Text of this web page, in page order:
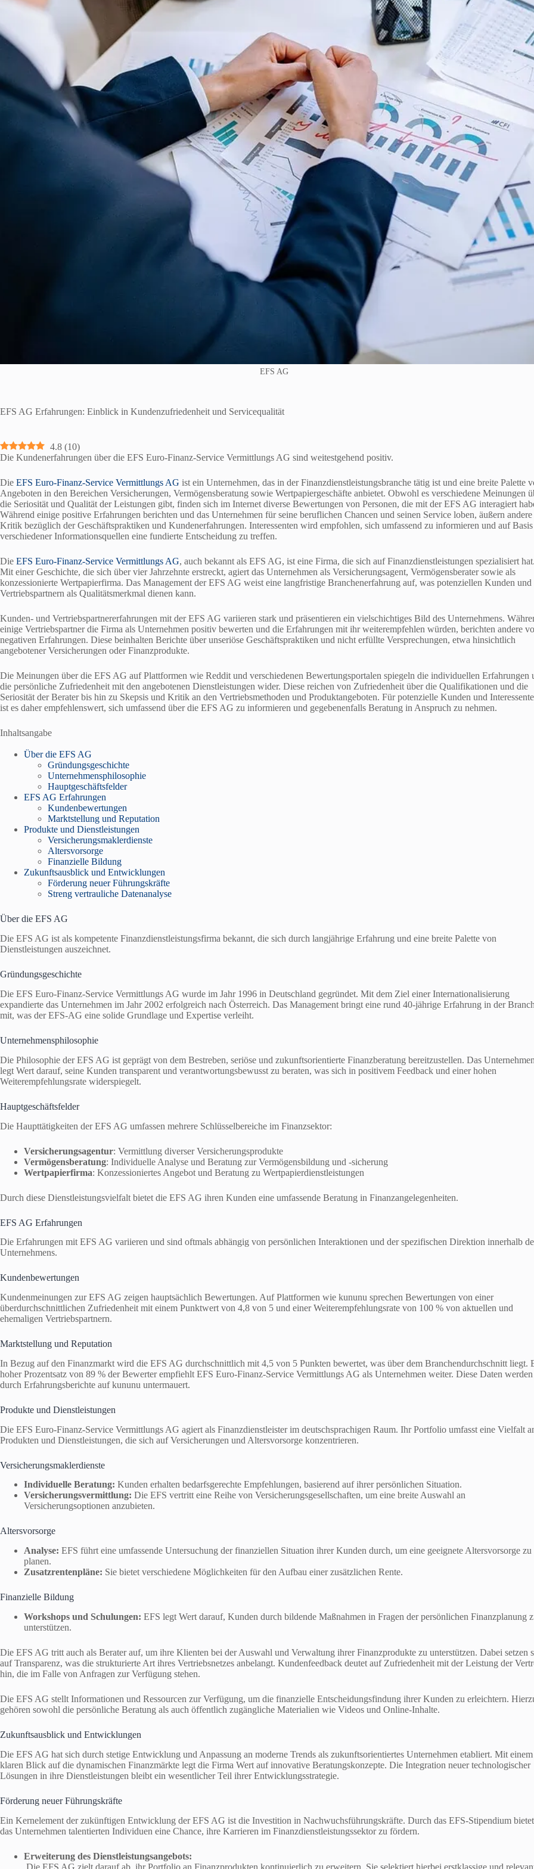
EFS AG
EFS AG Erfahrungen: Einblick in Kundenzufriedenheit und Servicequalität
4.8 (10)
Die Kundenerfahrungen über die EFS Euro-Finanz-Service Vermittlungs AG sind weitestgehend positiv.
Die EFS Euro-Finanz-Service Vermittlungs AG ist ein Unternehmen, das in der Finanzdienstleistungsbranche tätig ist und eine breite Palette
Angeboten in den Bereichen Versicherungen, Vermögensberatung sowie Wertpapiergeschäfte anbietet. Obwohl es verschiedene Meinungen
die Seriosität und Qualität der Leistungen gibt, finden sich im Internet diverse Bewertungen von Personen, die mit der EFS AG interagiert
Während einige positive Erfahrungen berichten und das Unternehmen für seine beruflichen Chancen und seinen Service loben, äußern andere
Kritik bezüglich der Geschäftspraktiken und Kundenerfahrungen. Interessenten wird empfohlen, sich umfassend zu informieren und auf Basis
verschiedener Informationsquellen eine fundierte Entscheidung zu treffen.
Die EFS Euro-Finanz-Service Vermittlungs AG, auch bekannt als EFS AG, ist eine Firma, die sich auf Finanzdienstleistungen spezialisiert
Mit einer Geschichte, die sich über vier Jahrzehnte erstreckt, agiert das Unternehmen als Versicherungsagent, Vermögensberater sowie als
konzessionierte Wertpapierfirma. Das Management der EFS AG weist eine langfristige Branchenerfahrung auf, was potenziellen Kunden und
Vertriebspartnern als Qualitätsmerkmal dienen kann.
Kunden- und Vertriebspartnererfahrungen mit der EFS AG variieren stark und präsentieren ein vielschichtiges Bild des Unternehmens.
einige Vertriebspartner die Firma als Unternehmen positiv bewerten und die Erfahrungen mit ihr weiterempfehlen würden, berichten andere
negativen Erfahrungen. Diese beinhalten Berichte über unseriöse Geschäftspraktiken und nicht erfüllte Versprechungen, etwa hinsichtlich
angebotener Versicherungen oder Finanzprodukte.
Die Meinungen über die EFS AG auf Plattformen wie Reddit und verschiedenen Bewertungsportalen spiegeln die individuellen Erfahrungen
die persönliche Zufriedenheit mit den angebotenen Dienstleistungen wider. Diese reichen von Zufriedenheit über die Qualifikationen und die
Seriosität der Berater bis hin zu Skepsis und Kritik an den Vertriebsmethoden und Produktangeboten. Für potenzielle Kunden und
ist es daher empfehlenswert, sich umfassend über die EFS AG zu informieren und gegebenenfalls Beratung in Anspruch zu nehmen.
Inhaltsangabe
Über die EFS AG
Gründungsgeschichte
Unternehmensphilosophie
Hauptgeschäftsfelder
EFS AG Erfahrungen
Kundenbewertungen
Marktstellung und Reputation
Produkte und Dienstleistungen
Versicherungsmaklerdienste
Altersvorsorge
Finanzielle Bildung
Zukunftsausblick und Entwicklungen
Förderung neuer Führungskräfte
Streng vertrauliche Datenanalyse
Über die EFS AG
Die EFS AG ist als kompetente Finanzdienstleistungsfirma bekannt, die sich durch langjährige Erfahrung und eine breite Palette von
Dienstleistungen auszeichnet.
Gründungsgeschichte
Die EFS Euro-Finanz-Service Vermittlungs AG wurde im Jahr 1996 in Deutschland gegründet. Mit dem Ziel einer Internationalisierung
expandierte das Unternehmen im Jahr 2002 erfolgreich nach Österreich. Das Management bringt eine rund 40-jährige Erfahrung in der
mit, was der EFS-AG eine solide Grundlage und Expertise verleiht.
Unternehmensphilosophie
Die Philosophie der EFS AG ist geprägt von dem Bestreben, seriöse und zukunftsorientierte Finanzberatung bereitzustellen. Das
legt Wert darauf, seine Kunden transparent und verantwortungsbewusst zu beraten, was sich in positivem Feedback und einer hohen
Weiterempfehlungsrate widerspiegelt.
Hauptgeschäftsfelder
Die Haupttätigkeiten der EFS AG umfassen mehrere Schlüsselbereiche im Finanzsektor:
Versicherungsagentur: Vermittlung diverser Versicherungsprodukte
Vermögensberatung: Individuelle Analyse und Beratung zur Vermögensbildung und -sicherung
Wertpapierfirma: Konzessioniertes Angebot und Beratung zu Wertpapierdienstleistungen
Durch diese Dienstleistungsvielfalt bietet die EFS AG ihren Kunden eine umfassende Beratung in Finanzangelegenheiten.
EFS AG Erfahrungen
Die Erfahrungen mit EFS AG variieren und sind oftmals abhängig von persönlichen Interaktionen und der spezifischen Direktion innerhalb
Unternehmens.
Kundenbewertungen
Kundenmeinungen zur EFS AG zeigen hauptsächlich Bewertungen. Auf Plattformen wie kununu sprechen Bewertungen von einer
überdurchschnittlichen Zufriedenheit mit einem Punktwert von 4,8 von 5 und einer Weiterempfehlungsrate von 100 % von aktuellen und
ehemaligen Vertriebspartnern.
Marktstellung und Reputation
In Bezug auf den Finanzmarkt wird die EFS AG durchschnittlich mit 4,5 von 5 Punkten bewertet, was über dem Branchendurchschnitt liegt.
hoher Prozentsatz von 89 % der Bewerter empfiehlt EFS Euro-Finanz-Service Vermittlungs AG als Unternehmen weiter. Diese Daten werden
durch Erfahrungsberichte auf kununu untermauert.
Produkte und Dienstleistungen
Die EFS Euro-Finanz-Service Vermittlungs AG agiert als Finanzdienstleister im deutschsprachigen Raum. Ihr Portfolio umfasst eine Vielfalt
Produkten und Dienstleistungen, die sich auf Versicherungen und Altersvorsorge konzentrieren.
Versicherungsmaklerdienste
Individuelle Beratung: Kunden erhalten bedarfsgerechte Empfehlungen, basierend auf ihrer persönlichen Situation.
Versicherungsvermittlung: Die EFS vertritt eine Reihe von Versicherungsgesellschaften, um eine breite Auswahl an
Versicherungsoptionen anzubieten.
Altersvorsorge
Analyse: EFS führt eine umfassende Untersuchung der finanziellen Situation ihrer Kunden durch, um eine geeignete Altersvorsorge zu
planen.
Zusatzrentenpläne: Sie bietet verschiedene Möglichkeiten für den Aufbau einer zusätzlichen Rente.
Finanzielle Bildung
Workshops und Schulungen: EFS legt Wert darauf, Kunden durch bildende Maßnahmen in Fragen der persönlichen Finanzplanung
unterstützen.
Die EFS AG tritt auch als Berater auf, um ihre Klienten bei der Auswahl und Verwaltung ihrer Finanzprodukte zu unterstützen. Dabei setzen
auf Transparenz, was die strukturierte Art ihres Vertriebsnetzes anbelangt. Kundenfeedback deutet auf Zufriedenheit mit der Leistung der
hin, die im Falle von Anfragen zur Verfügung stehen.
Die EFS AG stellt Informationen und Ressourcen zur Verfügung, um die finanzielle Entscheidungsfindung ihrer Kunden zu erleichtern.
gehören sowohl die persönliche Beratung als auch öffentlich zugängliche Materialien wie Videos und Online-Inhalte.
Zukunftsausblick und Entwicklungen
Die EFS AG hat sich durch stetige Entwicklung und Anpassung an moderne Trends als zukunftsorientiertes Unternehmen etabliert. Mit einem
klaren Blick auf die dynamischen Finanzmärkte legt die Firma Wert auf innovative Beratungskonzepte. Die Integration neuer technologischer
Lösungen in ihre Dienstleistungen bleibt ein wesentlicher Teil ihrer Entwicklungsstrategie.
Förderung neuer Führungskräfte
Ein Kernelement der zukünftigen Entwicklung der EFS AG ist die Investition in Nachwuchsführungskräfte. Durch das EFS-Stipendium bietet
das Unternehmen talentierten Individuen eine Chance, ihre Karrieren im Finanzdienstleistungssektor zu fördern.
Erweiterung des Dienstleistungsangebots:
Die EFS AG zielt darauf ab, ihr Portfolio an Finanzprodukten kontinuierlich zu erweitern. Sie selektiert hierbei erstklassige und